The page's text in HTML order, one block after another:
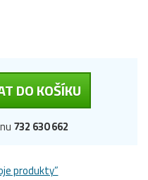
DO KOŠÍKU
732 630 662
produkty”